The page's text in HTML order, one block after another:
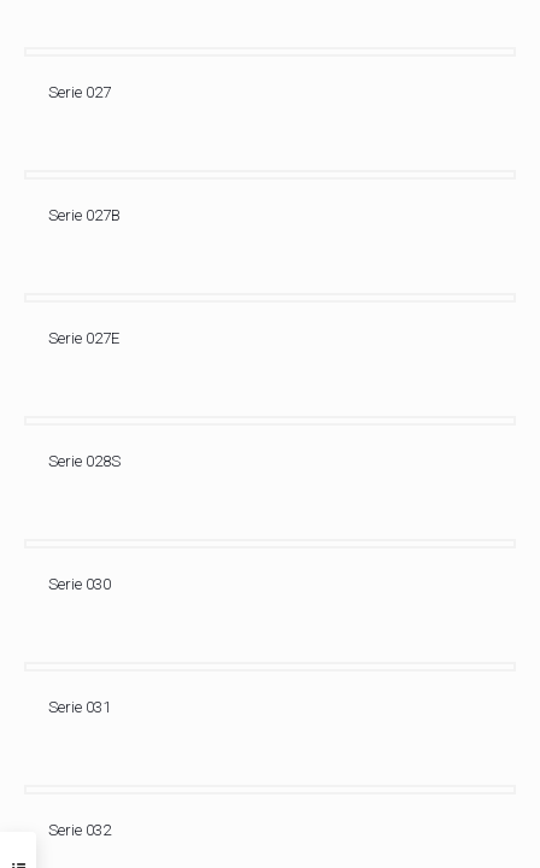
Serie 027
Serie 027B
Serie 027E
Serie 028S
Serie 030
Serie 031
Serie 032